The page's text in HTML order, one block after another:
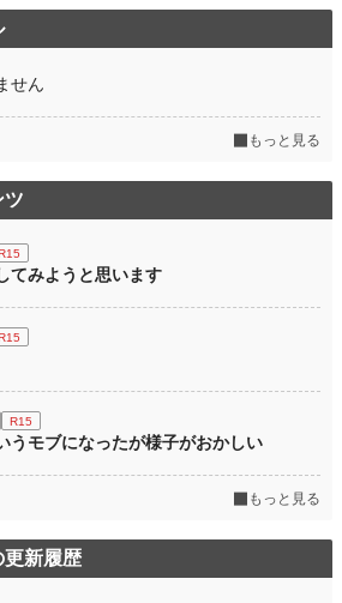
せん
もっと見る
ツ
てみようと思います
R15
うモブになったが様子がおかしい
もっと見る
更新履歴